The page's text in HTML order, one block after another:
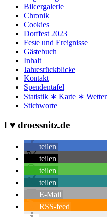
Bildergalerie
Chronik
Cookies
Dorffest 2023
Feste und Ereignisse
Gästebuch
Inhalt
Jahresrückblicke
Kontakt
Spendentafel
Statistik ∗ Karte ∗ Wetter
Stichworte
I ♥ droessnitz.de
teilen
teilen
teilen
teilen
E-Mail
RSS-feed